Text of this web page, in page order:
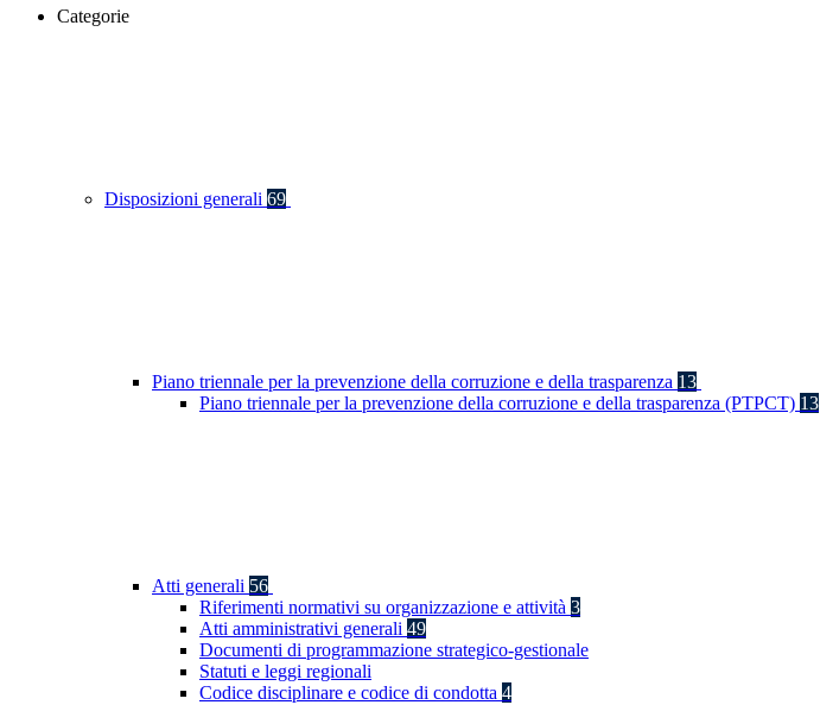
Categorie
Disposizioni generali 69
Piano triennale per la prevenzione della corruzione e della trasparenza 13
Piano triennale per la prevenzione della corruzione e della trasparenza (PTPCT) 13
Atti generali 56
Riferimenti normativi su organizzazione e attività 3
Atti amministrativi generali 49
Documenti di programmazione strategico-gestionale
Statuti e leggi regionali
Codice disciplinare e codice di condotta 4